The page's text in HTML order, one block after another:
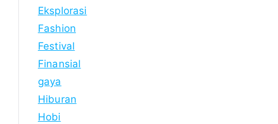
Eksplorasi
Fashion
Festival
Finansial
gaya
Hiburan
Hobi